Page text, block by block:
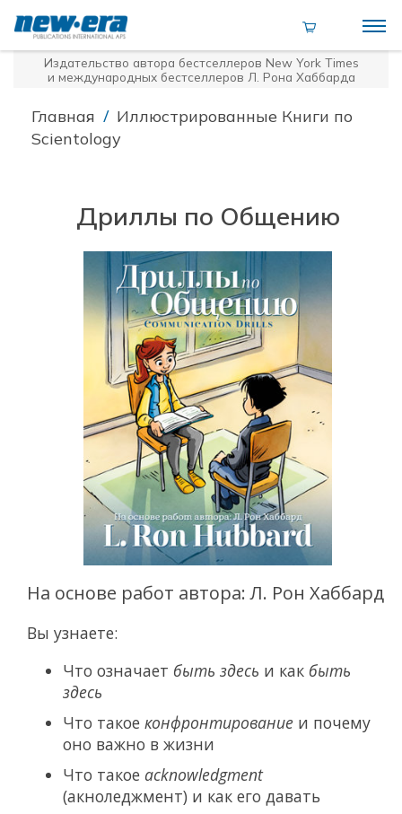
Издательство автора бестселлеров New York Times
и международных бестселлеров Л. Рона Хаббарда
Главная / Иллюстрированные Книги по
Scientology
Дриллы по Общению
На основе работ автора: Л. Рон Хаббард
Вы узнаете:
Что означает быть здесь и как быть
здесь
Что такое конфронтирование и почему
оно важно в жизни
Что такое acknowledgment
(акноледжмент) и как его давать